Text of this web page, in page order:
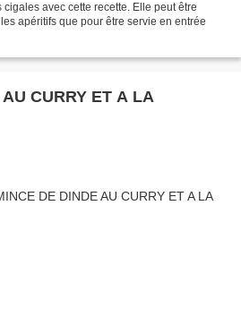
cigales avec cette recette. Elle peut être
apéritifs que pour être servie en entrée
CURRY ET A LA